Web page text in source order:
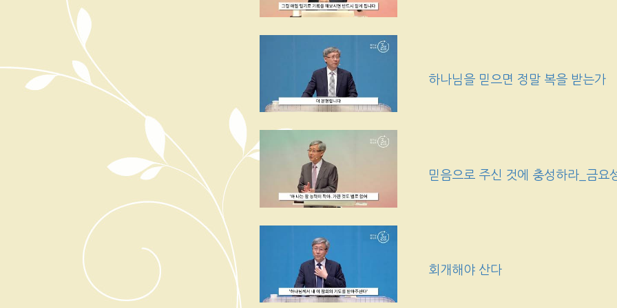
하나님을 믿으면 정말 복을 받는가
믿음으로 주신 것에 충성하라_금요
회개해야 산다